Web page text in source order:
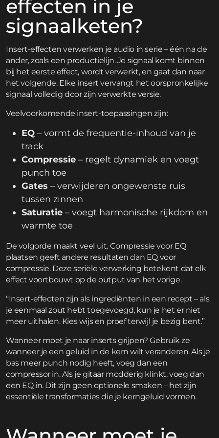
effecten in je
signaalketen?
Insert-effecten verwerken je audio in serie – één na de
ander, zoals een productielijn. Je signaal komt binnen
bij het eerste effect, wordt verwerkt, en gaat dan naar
het volgende. Elke insert vervangt het oorspronkelijke
signaal volledig door zijn verwerkte versie.
Veelvoorkomende insert-toepassingen zijn:
EQ – vormt de frequentie-inhoud van je
track
Compressie – regelt dynamiek en voegt
punch toe
Gates – verwijderen ongewenste ruis
tussen zinnen
Saturatie – voegt harmonische rijkdom en
warmte toe
De volgorde maakt veel uit. Compressie voor EQ
plaatsen geeft andere resultaten dan EQ voor
compressie. Deze seriële verwerking betekent dat elk
effect voortbouwt op de output van het vorige.
“Insert-effecten zijn als ingrediënten in een recept – als
je eenmaal zout hebt toegevoegd, kun je het er niet
meer uithalen. Kies wijs en proef terwijl je bezig bent.”
Wanneer moet je naar inserts grijpen? Gebruik ze
wanneer je een geluid in de kern wilt veranderen. Als je
bas meer punch nodig heeft, voeg dan een
compressor in. Als je gitaar modderig klinkt, voeg dan
een EQ in. Dit zijn geen optionele smaken – het zijn
essentiële transformaties die je kerngeluid vormen.